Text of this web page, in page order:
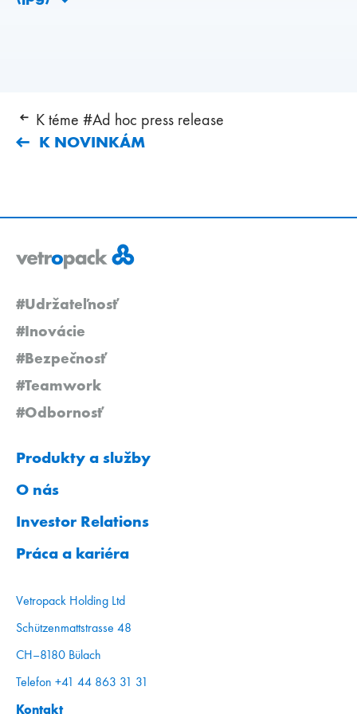
K téme #Ad hoc press release
K NOVINKÁM
#Udržateľnosť
#Inovácie
#Bezpečnosť
#Teamwork
#Odbornosť
Produkty a služby
O nás
Investor Relations
Práca a kariéra
Vetropack Holding Ltd
Schützenmattstrasse 48
CH–8180 Bülach
Telefon +41 44 863 31 31
Kontakt